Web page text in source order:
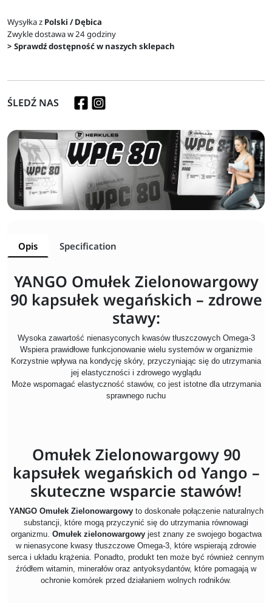
Wysyłka z Polski / Dębica
Zwykle dostawa w 24 godziny
> Sprawdź dostępność w naszych sklepach
ŚLEDŹ NAS
Opis Specification
YANGO Omułek Zielonowargowy
90 kapsułek wegańskich – zdrowe
stawy:
Wysoka zawartość nienasyconych kwasów tłuszczowych Omega-3
Wspiera prawidłowe funkcjonowanie wielu systemów w organizmie
Korzystnie wpływa na kondycję skóry, przyczyniając się do utrzymania
jej elastyczności i zdrowego wyglądu
Może wspomagać elastyczność stawów, co jest istotne dla utrzymania
sprawnego ruchu
Omułek Zielonowargowy 90
kapsułek wegańskich od Yango –
skuteczne wsparcie stawów!
YANGO Omułek Zielonowargowyto doskonałe połączenie naturalnych
substancji, które mogą przyczynić się do utrzymania równowagi
organizmu. Omułek zielonowargowyjest znany ze swojego bogactwa
w nienasycone kwasy tłuszczowe Omega-3, które wspierają zdrowie
serca i układu krążenia. Ponadto, produkt ten może być również cennym
źródłem witamin, minerałów oraz antyoksydantów, które pomagają w
ochronie komórek przed działaniem wolnych rodników.